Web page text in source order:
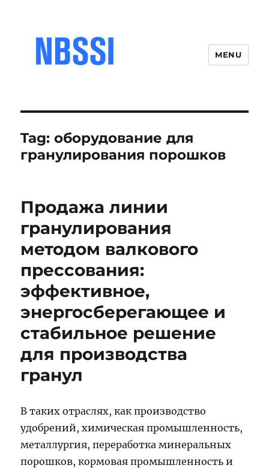
MENU
Tag:оборудование для
гранулирования порошков
Продажа линии
гранулирования
методом валкового
прессования:
эффективное,
энергосберегающее и
стабильное решение
для производства
гранул
В таких отраслях, как производство
удобрений, химическая промышленность,
металлургия, переработка минеральных
порошков, кормовая промышленность и